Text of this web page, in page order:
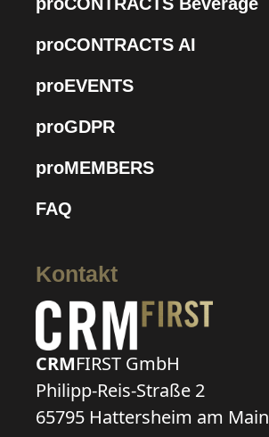
proCONTRACTS AI
proEVENTS
proGDPR
proMEMBERS
FAQ
Kontakt
CRMFIRST GmbH
Philipp-Reis-Straße 2
65795 Hattersheim am Main